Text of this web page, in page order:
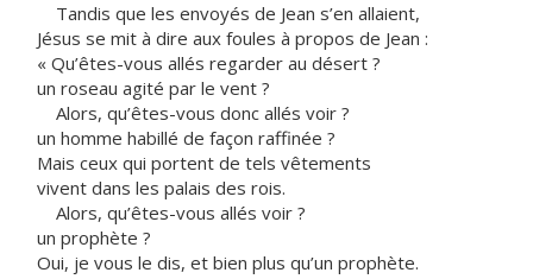
Tandis que les envoyés de Jean s’en allaient,
Jésus se mit à dire aux foules à propos de Jean :
« Qu’êtes-vous allés regarder au désert ?
un roseau agité par le vent ?
Alors, qu’êtes-vous donc allés voir ?
un homme habillé de façon raffinée ?
Mais ceux qui portent de tels vêtements
vivent dans les palais des rois.
Alors, qu’êtes-vous allés voir ?
un prophète ?
Oui, je vous le dis, et bien plus qu’un prophète.